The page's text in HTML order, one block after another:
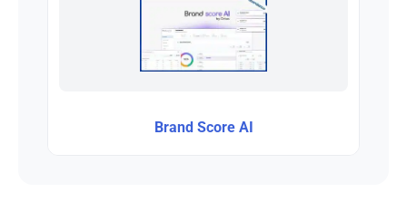
Brand Score AI